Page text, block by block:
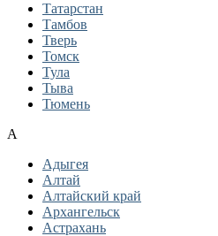
Татарстан
Тамбов
Тверь
Томск
Тула
Тыва
Тюмень
А
Адыгея
Алтай
Алтайский край
Архангельск
Астрахань